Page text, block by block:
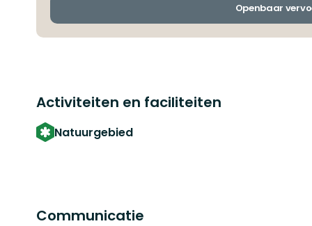
Openbaar
Activiteiten en faciliteiten
Natuurgebied
Communicatie